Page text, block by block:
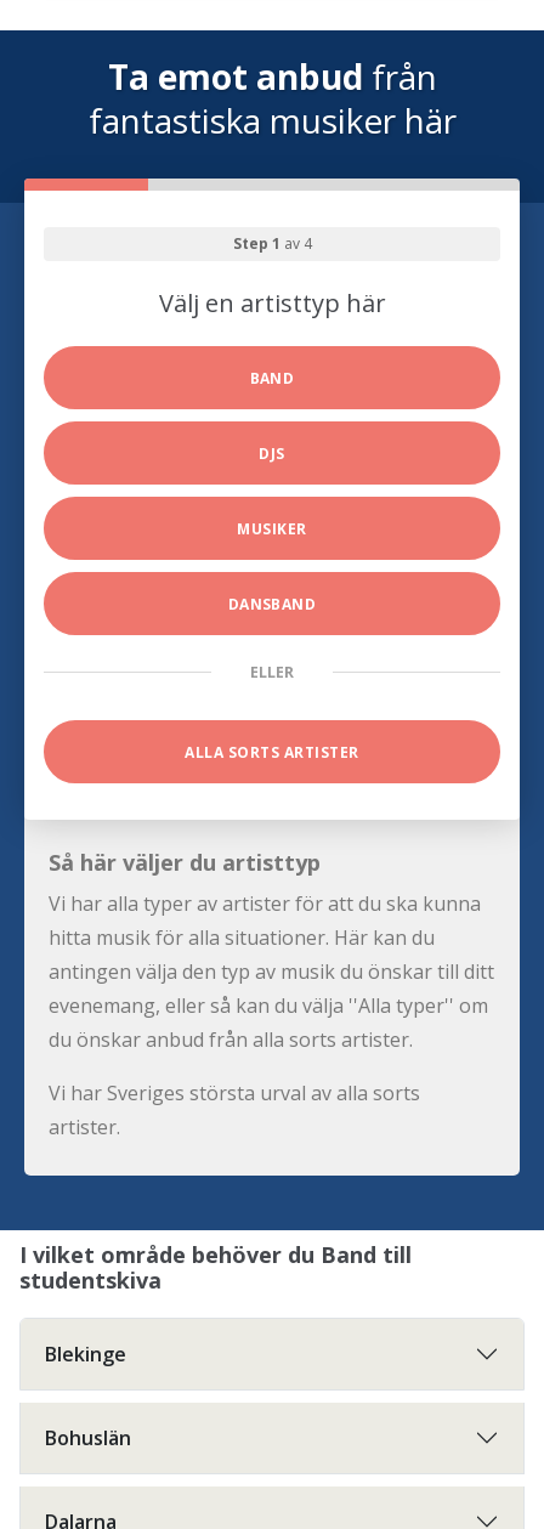
Ta emot anbud från
fantastiska musiker här
Step 1 av 4
Välj en artisttyp här
BAND
DJS
MUSIKER
DANSBAND
ELLER
ALLA SORTS ARTISTER
Så här väljer du artisttyp
Vi har alla typer av artister för att du ska kunna
hitta musik för alla situationer. Här kan du
antingen välja den typ av musik du önskar till ditt
evenemang, eller så kan du välja ''Alla typer'' om
du önskar anbud från alla sorts artister.
Vi har Sveriges största urval av alla sorts
artister.
I vilket område behöver du Band till
studentskiva
Blekinge
Bohuslän
Dalarna